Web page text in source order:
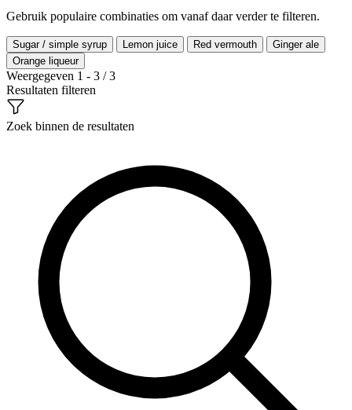
Gebruik populaire combinaties om vanaf daar verder te filteren.
Sugar / simple syrup Lemon juice Red vermouth
Ginger ale
Orange liqueur
Weergegeven 1 - 3 / 3
Resultaten filteren
Zoek binnen de resultaten